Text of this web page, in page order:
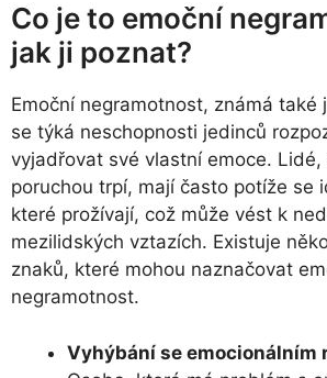
Co je to emoční
jak ji poznat?
Emoční negramotnost, známá také
se týká neschopnosti jedinců
vyjadřovat své vlastní emoce.
poruchou trpí, mají často potíže se
které prožívají, což může vést k
mezilidských vztazích. Existuje
znaků, které mohou naznačovat
negramotnost.
Vyhýbání se emocionálním